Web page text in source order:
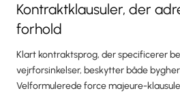
Kontraktklausuler, der
forhold
Klart kontraktsprog, der specificerer
vejrforsinkelser, beskytter både
Velformulerede force majeure-